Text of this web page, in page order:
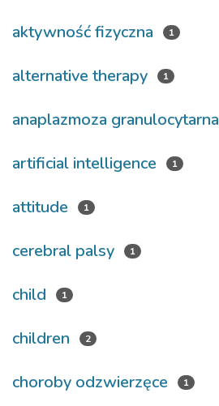
aktywność fizyczna 1
alternative therapy 1
anaplazmoza granulocytarna
artificial intelligence 1
attitude 1
cerebral palsy 1
child 1
children 2
choroby odzwierzęce 1